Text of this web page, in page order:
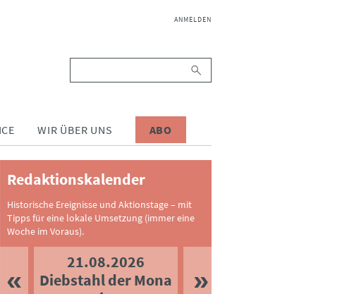
NAVIGATION
ANMELDEN
WIR ÜBER UNS ABO
Redaktionskalender
Historische Ereignisse und Aktionstage – mit
Tipps für eine lokale Umsetzung (immer eine
Woche im Voraus).
21.08.2026
Diebstahl der Mona